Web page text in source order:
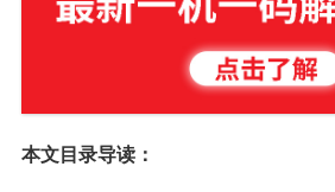
本文目录导读：